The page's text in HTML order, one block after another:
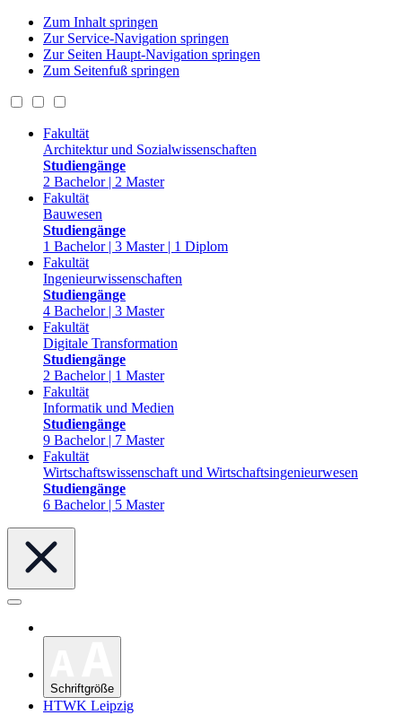
Zum Inhalt springen
Zur Service-Navigation springen
Zur Seiten Haupt-Navigation springen
Zum Seitenfuß springen
Fakultät
Architektur und Sozialwissenschaften
Studiengänge
2 Bachelor | 2 Master
Fakultät
Bauwesen
Studiengänge
1 Bachelor | 3 Master | 1 Diplom
Fakultät
Ingenieurwissenschaften
Studiengänge
4 Bachelor | 3 Master
Fakultät
Digitale Transformation
Studiengänge
2 Bachelor | 1 Master
Fakultät
Informatik und Medien
Studiengänge
9 Bachelor | 7 Master
Fakultät
Wirtschaftswissenschaft und Wirtschaftsingenieurwesen
Studiengänge
6 Bachelor | 5 Master
Schriftgröße
HTWK Leipzig